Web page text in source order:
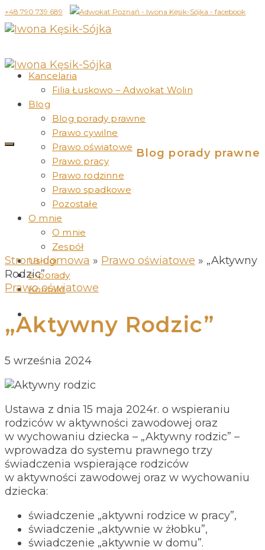
+48 790 739 689
Kancelaria
Filia Łuskowo – Adwokat Wolin
Blog
Blog porady prawne
Prawo cywilne
Prawo oświatowe
Prawo pracy
Prawo rodzinne
Prawo spadkowe
Pozostałe
O mnie
O mnie
Zespół
Usługi
e-porady
Kontakt
Blog porady prawne
Strona domowa » Prawo oświatowe » „Aktywny
Rodzic”
Prawo oświatowe
„Aktywny Rodzic”
5 września 2024
Ustawa z dnia 15 maja 2024r. o wspieraniu
rodziców w aktywności zawodowej oraz
w wychowaniu dziecka – „Aktywny rodzic” –
wprowadza do systemu prawnego trzy
świadczenia wspierające rodziców
w aktywności zawodowej oraz w wychowaniu
dziecka:
świadczenie „aktywni rodzice w pracy”,
świadczenie „aktywnie w żłobku”,
świadczenie „aktywnie w domu”.